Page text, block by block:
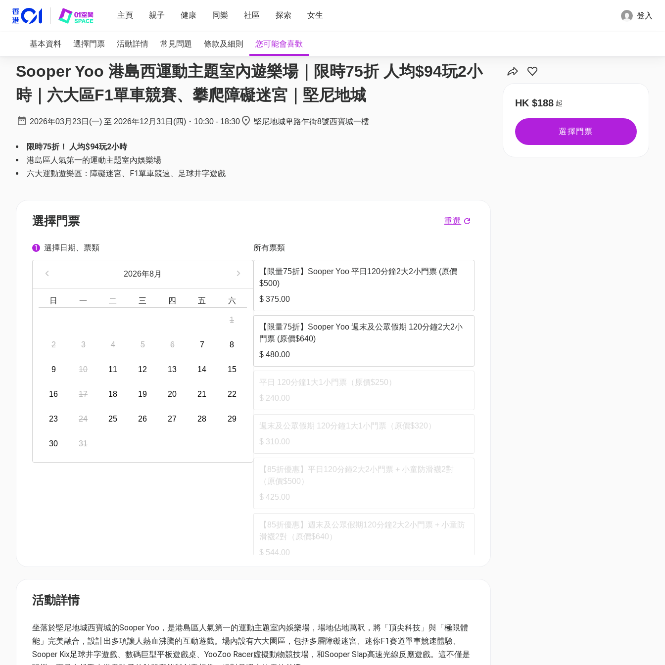
登入
主頁 親子 健康 同樂 社區 探索 女生
基本資料 選擇門票 活動詳情 常見問題 條款及細則 您可能會喜歡
Sooper Yoo 港島西運動主題室內遊樂場｜限時75折 人均$94玩2小
時｜六大區F1單車競賽、攀爬障礙迷宮｜堅尼地城
2026年03月23日(一) 至 2026年12月31日(四) ・ 10:30 - 18:30 堅尼地城卑路乍街8號西寶城一樓
限時75折！ 人均$94玩2小時
港島區人氣第一的運動主題室內娛樂場
六大運動遊樂區：障礙迷宮、F1單車競速、足球井字遊戲
選擇門票 重選
1 選擇日期、票類
2026年8月
日 一 二 三 四 五 六
1
2 3 4 5 6 7 8
9 10 11 12 13 14 15
16 17 18 19 20 21 22
23 24 25 26 27 28 29
30 31
所有票類
【限量75折】Sooper Yoo 平日120分鐘2大2小門票 (原價
$500)
$ 375.00
【限量75折】Sooper Yoo 週末及公眾假期 120分鐘2大2小
門票 (原價$640)
$ 480.00
平日 120分鐘1大1小門票（原價$250）
$ 240.00
週末及公眾假期 120分鐘1大1小門票（原價$320）
$ 310.00
【85折優惠】平日120分鐘2大2小門票 + 小童防滑襪2對
（原價$500）
$ 425.00
【85折優惠】週末及公眾假期120分鐘2大2小門票 + 小童防
滑襪2對（原價$640）
$ 544.00
活動詳情
坐落於堅尼地城西寶城的Sooper Yoo，是港島區人氣第一的運動主題室內娛樂場，場地佔地萬呎，將「頂尖科技」與「極限體
能」完美融合，設計出多項讓人熱血沸騰的互動遊戲。場內設有六大園區，包括多層障礙迷宮、迷你F1賽道單車競速體驗、
Sooper Kix足球井字遊戲、數碼巨型平板遊戲桌、YooZoo Racer虛擬動物競技場，和Sooper Slap高速光線反應遊戲。這不僅是
HK $188 起
選擇門票